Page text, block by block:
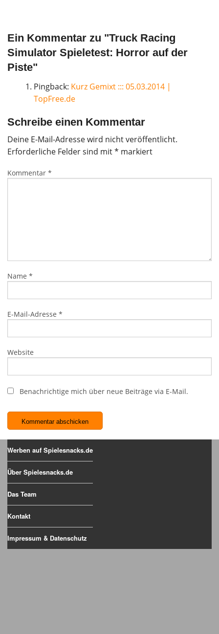
Ein Kommentar zu "Truck Racing
Simulator Spieletest: Horror auf der
Piste"
Pingback: Kurz Gemixt ::: 05.03.2014 |
TopFree.de
Schreibe einen Kommentar
Deine E-Mail-Adresse wird nicht veröffentlicht.
Erforderliche Felder sind mit* markiert
Kommentar *
Name *
E-Mail-Adresse *
Website
Benachrichtige mich über neue Beiträge via E-Mail.
Werben auf Spielesnacks.de
Über Spielesnacks.de
Das Team
Kontakt
Impressum & Datenschutz